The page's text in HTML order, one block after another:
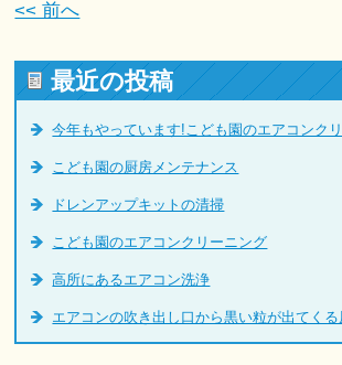
<< 前へ
最近の投稿
今年もやっています!こども園のエアコンク
こども園の厨房メンテナンス
ドレンアップキットの清掃
こども園のエアコンクリーニング
高所にあるエアコン洗浄
エアコンの吹き出し口から黒い粒が出てく